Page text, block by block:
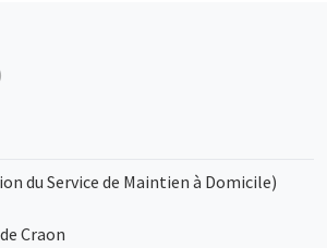
du Service de Maintien à Domicile)
Craon